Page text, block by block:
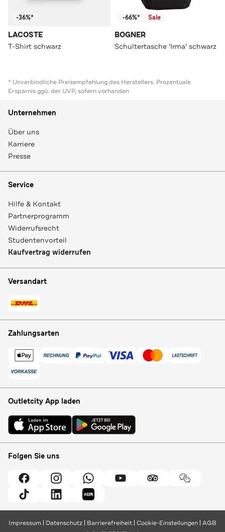
-36%*
LACOSTE
T-Shirt schwarz
-66%* Sale
BOGNER
Schultertasche 'Irma' schwarz
* Unverbindliche Preisempfehlung des Herstellers. Prozentuale
Ersparnis ggü. der UVP, sofern vorhanden
Unternehmen
Über uns
Karriere
Presse
Service
Hilfe & Kontakt
Partnerprogramm
Widerrufsrecht
Studentenvorteil
Kaufvertrag widerrufen
Versandart
Zahlungsarten
Outletcity App laden
Folgen Sie uns
Impressum Datenschutz Barrierefreiheit Cookie-Einstellungen AGB